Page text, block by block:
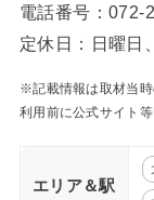
電話番号：072-
定休日：日曜日
※記載情報は取材当
利用前に公式サイト等
エリア＆駅